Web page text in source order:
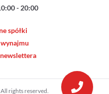
- 20:00
spółki
rights reserved.